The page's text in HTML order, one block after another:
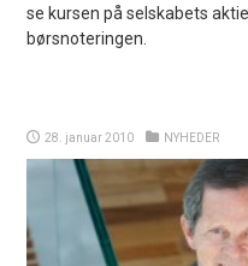
se kursen på selskabets
børsnoteringen.
28. januar 2010 NYHEDER